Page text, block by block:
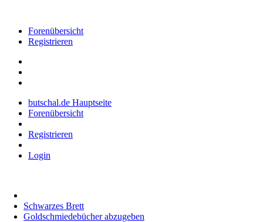
Forenübersicht
Registrieren
butschal.de Hauptseite
Forenübersicht
Registrieren
Login
Schwarzes Brett
Goldschmiedebücher abzugeben